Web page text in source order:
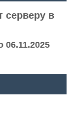
серверу в
06.11.2025